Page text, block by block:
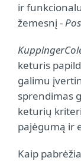
ir
žemesnį -
keturis
galimu
sprendimas
keturių
pajėgumą ir
Kaip